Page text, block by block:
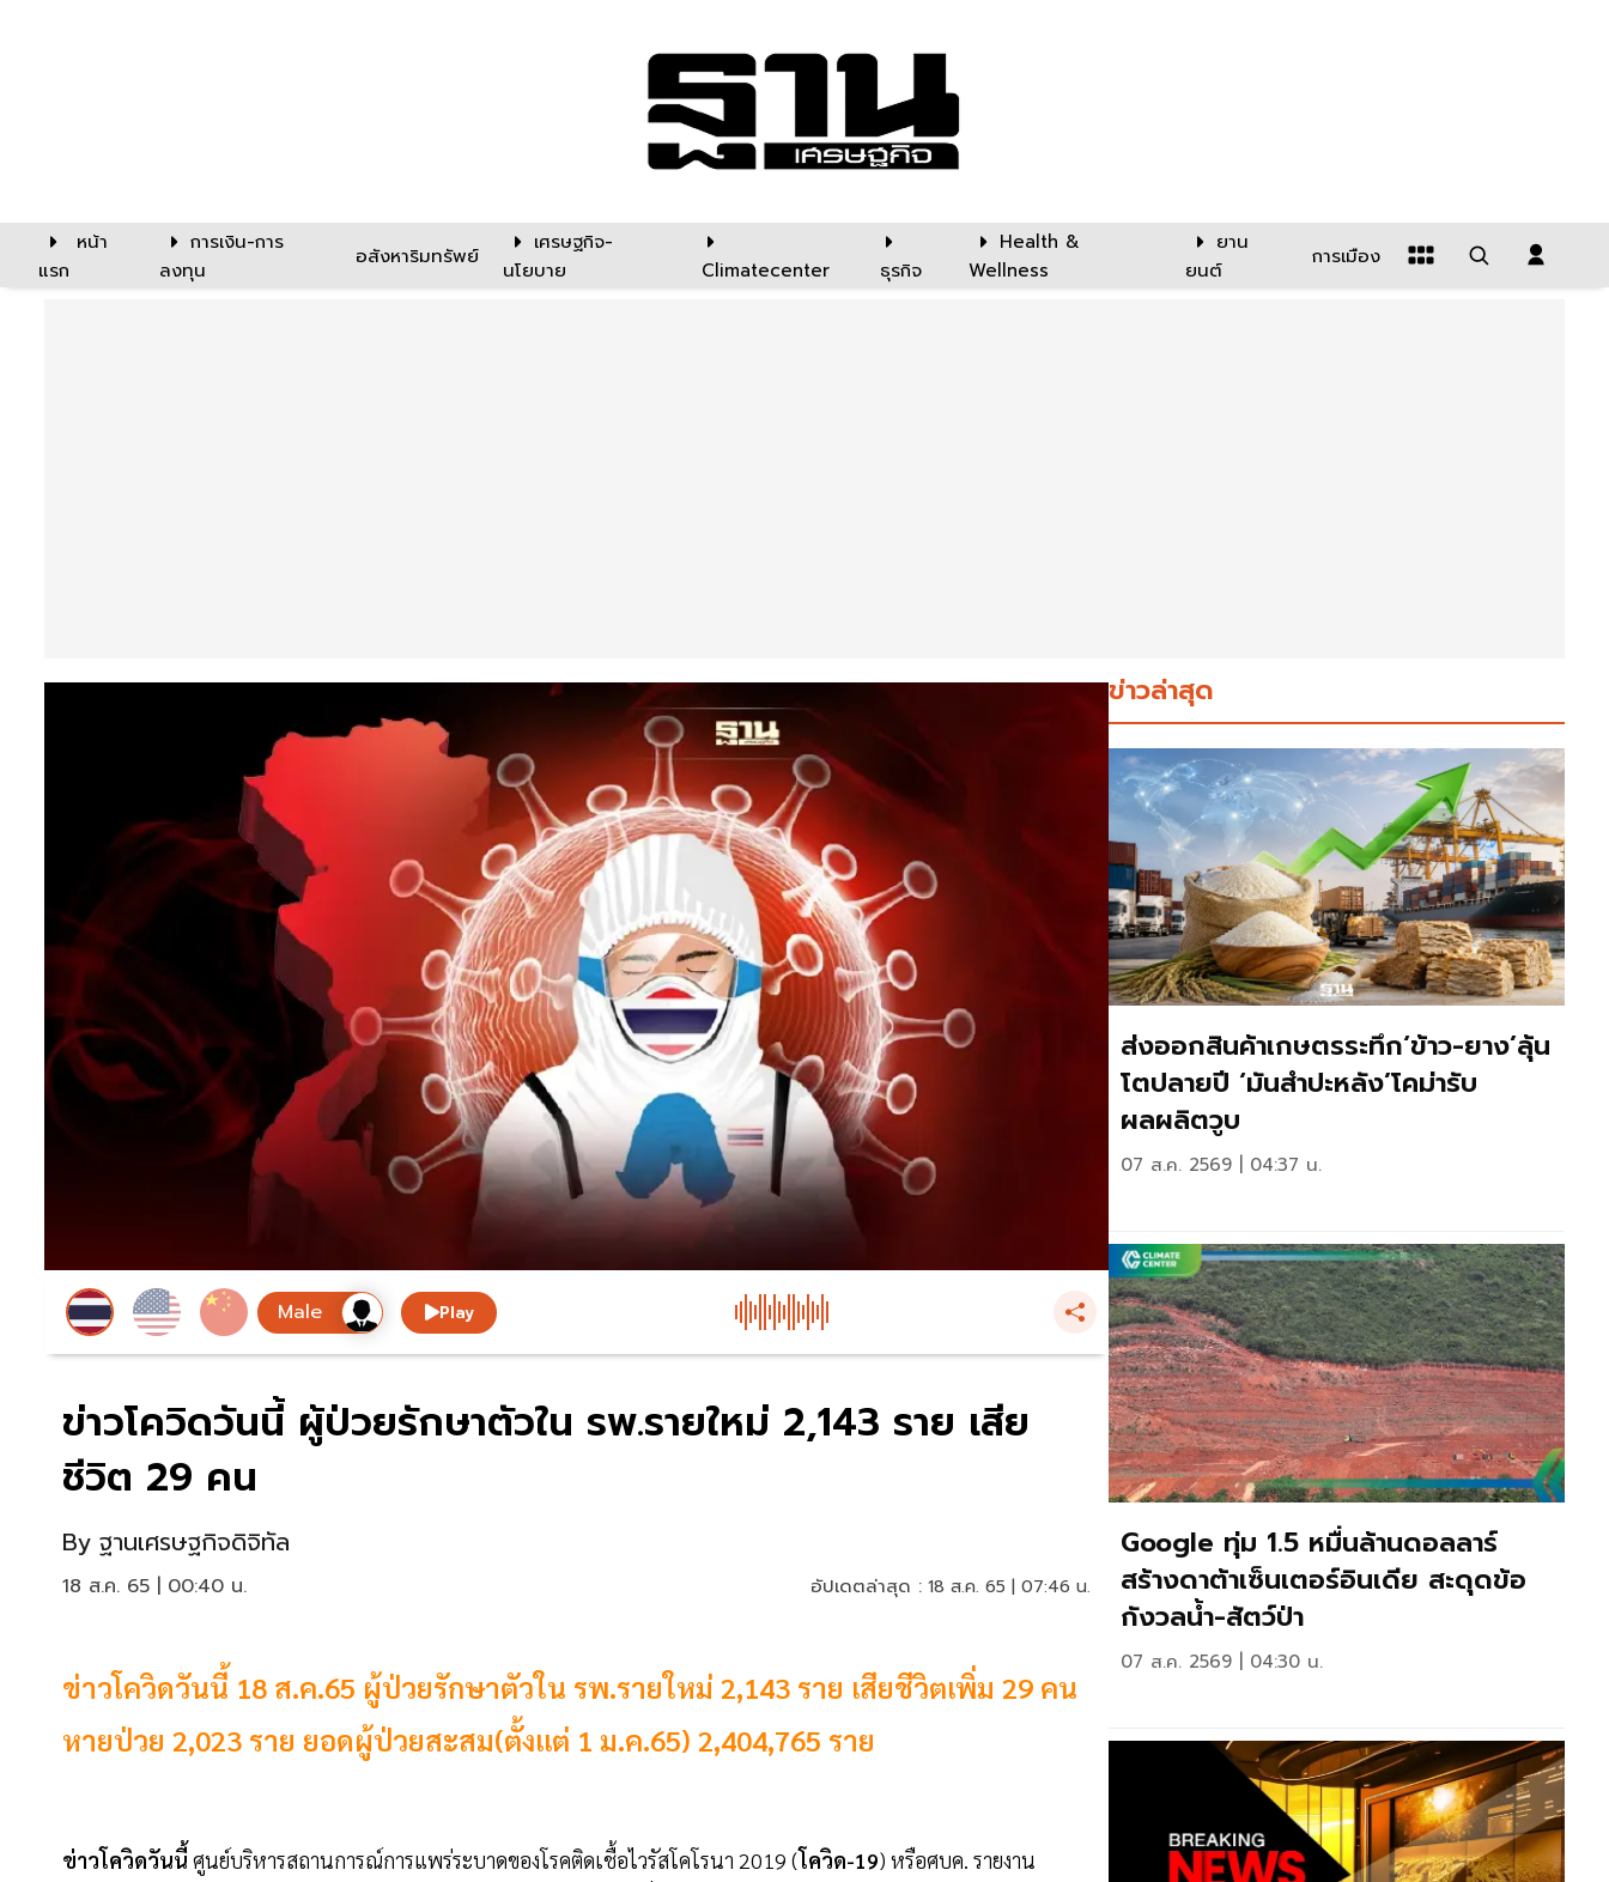
หน้า
แรก
การเงิน-การ
ลงทุน
อสังหาริมทรัพย์
เศรษฐกิจ-
นโยบาย
Climatecenter ธุรกิจ
Health &
Wellness
ยาน
ยนต์
การเมือง
Play
ข่าวโควิดวันนี้ ผู้ป่วยรักษาตัวใน รพ.รายใหม่ 2,143 ราย เสีย
ชีวิต 29 คน
By ฐานเศรษฐกิจดิจิทัล
18 ส.ค. 65 | 00:40 น. อัปเดตล่าสุด : 18 ส.ค. 65 | 07:46 น.
ข่าวโควิดวันนี้ 18 ส.ค.65 ผู้ป่วยรักษาตัวใน รพ.รายใหม่ 2,143 ราย เสียชีวิตเพิ่ม 29 คน
หายป่วย 2,023 ราย ยอดผู้ป่วยสะสม(ตั้งแต่ 1 ม.ค.65) 2,404,765 ราย
ข่าวโควิดวันนี้ ศูนย์บริหารสถานการณ์การแพร่ระบาดของโรคติดเชื้อไวรัสโคโรนา 2019 (โควิด-19) หรือศบค. รายงาน
ข่าวล่าสุด
ส่งออกสินค้าเกษตรระทึก‘ข้าว-ยาง’ลุ้น
โตปลายปี ‘มันสำปะหลัง’โคม่ารับ
ผลผลิตวูบ
07 ส.ค. 2569 | 04:37 น.
Google ทุ่ม 1.5 หมื่นล้านดอลลาร์
สร้างดาต้าเซ็นเตอร์อินเดีย สะดุดข้อ
กังวลน้ำ-สัตว์ป่า
07 ส.ค. 2569 | 04:30 น.